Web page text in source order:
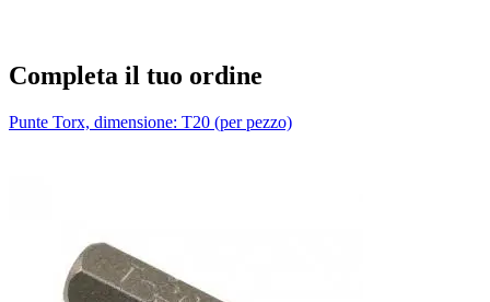
Completa il tuo ordine
Punte Torx, dimensione: T20 (per pezzo)